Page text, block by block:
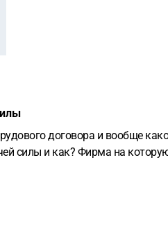
договора и вообще
силы и как? Фирма на